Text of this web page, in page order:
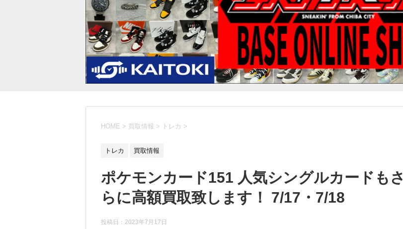
HOME > 買取情報 > トレカ >
トレカ 買取情報
ポケモンカード151 人気シングルカードもさ
らに高額買取致します！ 7/17・7/18
投稿日： 2023年7月17日